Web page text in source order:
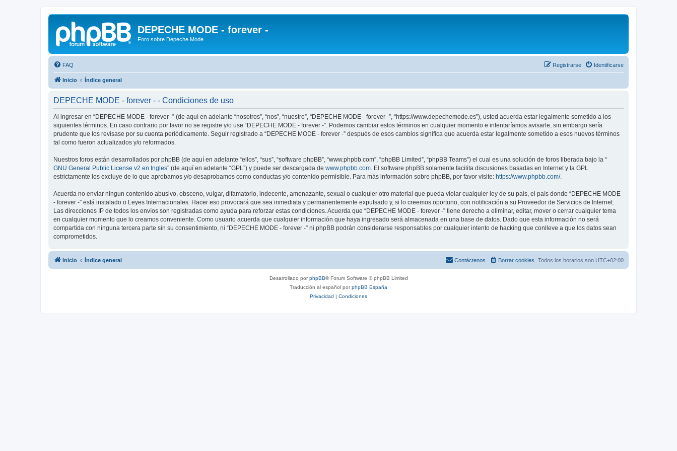
DEPECHE MODE - forever -
Foro sobre Depeche Mode
FAQ Identificarse
Registrarse
Inicio Índice general
DEPECHE MODE - forever - - Condiciones de uso
Al ingresar en “DEPECHE MODE - forever -” (de aquí en adelante “nosotros”, “nos”, “nuestro”, “DEPECHE MODE - forever -”, “https://www.depechemode.es”), usted acuerda estar legalmente sometido a los
siguientes términos. En caso contrario por favor no se registre y/o use “DEPECHE MODE - forever -”. Podemos cambiar estos términos en cualquier momento e intentaríamos avisarle, sin embargo sería
prudente que los revisase por su cuenta periódicamente. Seguir registrado a “DEPECHE MODE - forever -” después de esos cambios significa que acuerda estar legalmente sometido a esos nuevos términos
tal como fueron actualizados y/o reformados.
Nuestros foros están desarrollados por phpBB (de aquí en adelante “ellos”, “sus”, “software phpBB”, “www.phpbb.com”, “phpBB Limited”, “phpBB Teams”) el cual es una solución de foros liberada bajo la “
GNU General Public License v2 en Ingles” (de aquí en adelante “GPL”) y puede ser descargada de www.phpbb.com . El software phpBB solamente facilita discusiones basadas en Internet y la GPL
estrictamente los excluye de lo que aprobamos y/o desaprobamos como conductas y/o contenido permisible. Para más información sobre phpBB, por favor visite: https://www.phpbb.com/.
Acuerda no enviar ningun contenido abusivo, obsceno, vulgar, difamatorio, indecente, amenazante, sexual o cualquier otro material que pueda violar cualquier ley de su país, el país donde “DEPECHE MODE
- forever -” está instalado o Leyes Internacionales. Hacer eso provocará que sea inmediata y permanentemente expulsado y, si lo creemos oportuno, con notificación a su Proveedor de Servicios de Internet.
Las direcciones IP de todos los envíos son registradas como ayuda para reforzar estas condiciones. Acuerda que “DEPECHE MODE - forever -” tiene derecho a eliminar, editar, mover o cerrar cualquier tema
en cualquier momento que lo creamos conveniente. Como usuario acuerda que cualquier información que haya ingresado será almacenada en una base de datos. Dado que esta información no será
compartida con ninguna tercera parte sin su consentimiento, ni “DEPECHE MODE - forever -” ni phpBB podrán considerarse responsables por cualquier intento de hacking que conlleve a que los datos sean
comprometidos.
Inicio Índice general Todos los horarios son UTC+02:00
Borrar cookies
Contáctenos
Desarrollado porphpBB® Forum Software © phpBB Limited
Traducción al español porphpBB España
Privacidad | Condiciones